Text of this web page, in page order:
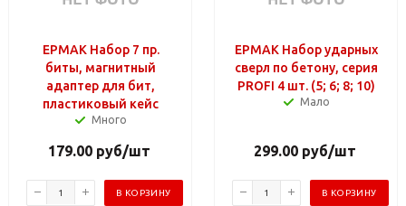
ЕРМАК Набор 7 пр.
биты, магнитный
адаптер для бит,
пластиковый кейс
Много
179.00руб/шт
В КОРЗИНУ
ЕРМАК Набор ударных
сверл по бетону, серия
PROFI 4 шт. (5; 6; 8; 10)
Мало
299.00руб/шт
В КОРЗИНУ